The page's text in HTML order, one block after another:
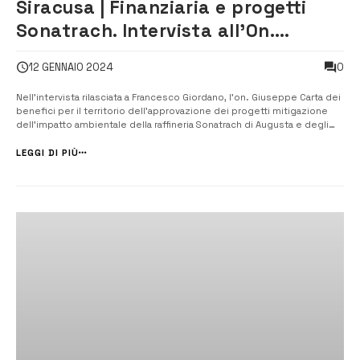
Siracusa | Finanziaria e progetti
Sonatrach. Intervista all’On.
12 GENNAIO 2024 0
Nell’intervista rilasciata a Francesco Giordano, l’on. Giuseppe Carta dei
benefici per il territorio dell’approvazione dei progetti mitigazione
dell’impatto ambientale della raffineria Sonatrach di Augusta e degli
“L’approvazione da parte del MIMIT di due progetti, per un
LEGGI DI PIÙ